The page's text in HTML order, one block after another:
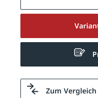
Zum